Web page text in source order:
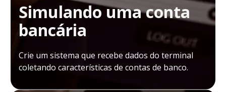
Simulando uma conta
bancária
Crie um sistema que recebe dados do terminal
coletando características de contas de banco.